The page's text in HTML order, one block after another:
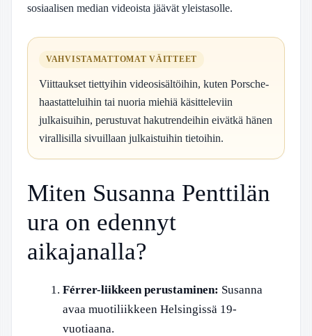
sosiaalisen median videoista jäävät yleistasolle.
VAHVISTAMATTOMAT VÄITTEET
Viittaukset tiettyihin videosisältöihin, kuten Porsche-
haastatteluihin tai nuoria miehiä käsitteleviin
julkaisuihin, perustuvat hakutrendeihin eivätkä hänen
virallisilla sivuillaan julkaistuihin tietoihin.
Miten Susanna Penttilän
ura on edennyt
aikajanalla?
Férrer-liikkeen perustaminen: Susanna
avaa muotiliikkeen Helsingissä 19-
vuotiaana.